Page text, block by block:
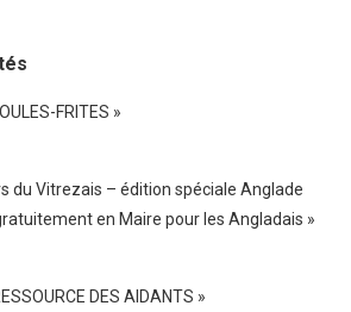
FRITES »
du Vitrezais – édition spéciale Anglade
en Maire pour les Angladais »
DES AIDANTS »